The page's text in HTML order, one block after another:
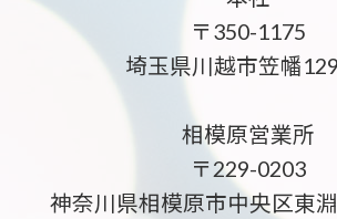
〒350-1175
埼玉県川越市笠幡
相模原営業所
〒229-0203
神奈川県相模原市中央区東